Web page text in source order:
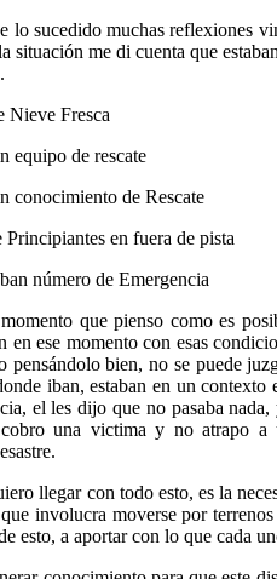
lo sucedido muchas reflexiones
situación me di cuenta que
Nieve Fresca
equipo de rescate
conocimiento de Rescate
en fuera de pista
número de Emergencia
que pienso como es
en ese momento con esas
pensándolo bien, no se puede
iban, estaban en un
el les dijo que no pasaba
cobro una victima y no atrapo
llegar con todo esto, es la
involucra moverse por
esto, a aportar con lo que cada